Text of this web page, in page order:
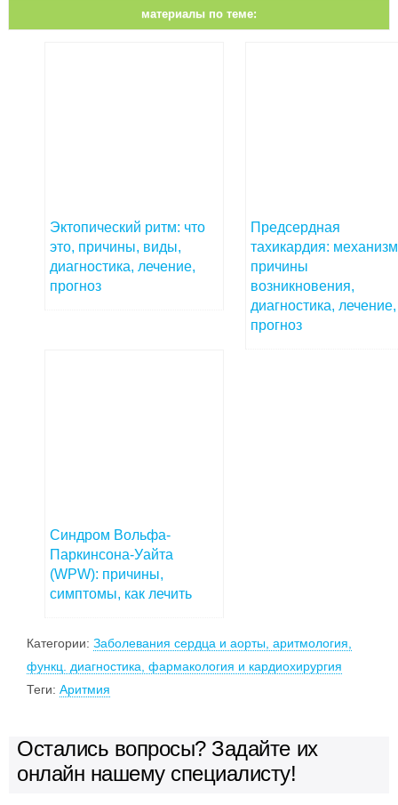
материалы по теме:
Эктопический ритм: что
это, причины, виды,
диагностика, лечение,
прогноз
Предсердная
тахикардия:
причины
возникновения,
диагностика, лечение,
прогноз
Синдром Вольфа-
Паркинсона-Уайта
(WPW): причины,
симптомы, как лечить
Категории: Заболевания сердца и аорты, аритмология,
функц. диагностика, фармакология и кардиохирургия
Теги: Аритмия
Остались вопросы? Задайте их
онлайн нашему специалисту!